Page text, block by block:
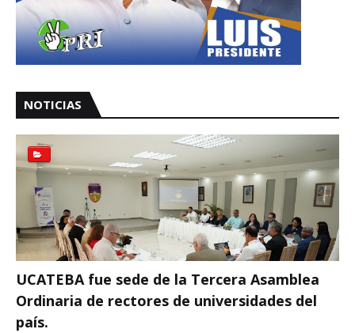
NOTICIAS
UCATEBA fue sede de la Tercera Asamblea
Ordinaria de rectores de universidades del
país.